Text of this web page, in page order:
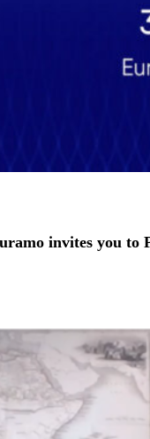
invites you to